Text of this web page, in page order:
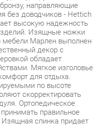
декор с
обладает
Мягкое изголовье
для отдыха.
по высоте
скорректировать
Ортопедическое
правильное
спинка придает
и функциональность
возможности для
и удобного
в
мебель воспринимается